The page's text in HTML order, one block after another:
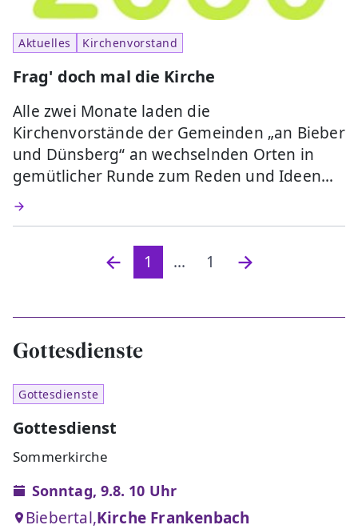
Aktuelles Kirchenvorstand
Frag' doch mal die Kirche
Alle zwei Monate laden die
Kirchenvorstände der Gemeinden „an Bieber
und Dünsberg“ an wechselnden Orten in
gemütlicher Runde zum Reden und Ideen…
1 ... 1
Gottesdienste
Gottesdienste
Gottesdienst
Sommerkirche
Sonntag, 9.8. 10 Uhr
Biebertal,Kirche Frankenbach